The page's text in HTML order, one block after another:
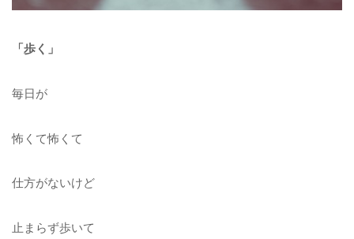
「歩く」
毎日が
怖くて怖くて
仕方がないけど
止まらず歩いて